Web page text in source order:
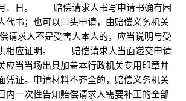
月、日。 赔偿请求人书写申请书确有困
代书；也可以口头申请，由赔偿义务机关
求人不是受害人本人的，应当说明与受
相应证明。 赔偿请求人当面递交申请
应当当场出具加盖本行政机关专用印章并
凭证。申请材料不齐全的，赔偿义务机关
内一次性告知赔偿请求人需要补正的全部